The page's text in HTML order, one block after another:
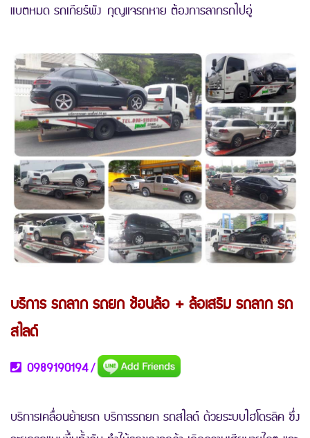
แบตหมด รถเกียร์พัง กุญแจรถหาย ต้องการลากรถไปอู่
บริการ รถลาก รถยก ช้อนล้อ + ล้อเสริม รถลาก รถ
สไลด์
0989190194/
บริการเคลื่อนย้ายรถ บริการรถยก รถสไลด์ ด้วยระบบไฮโดรลิค ซึ่ง